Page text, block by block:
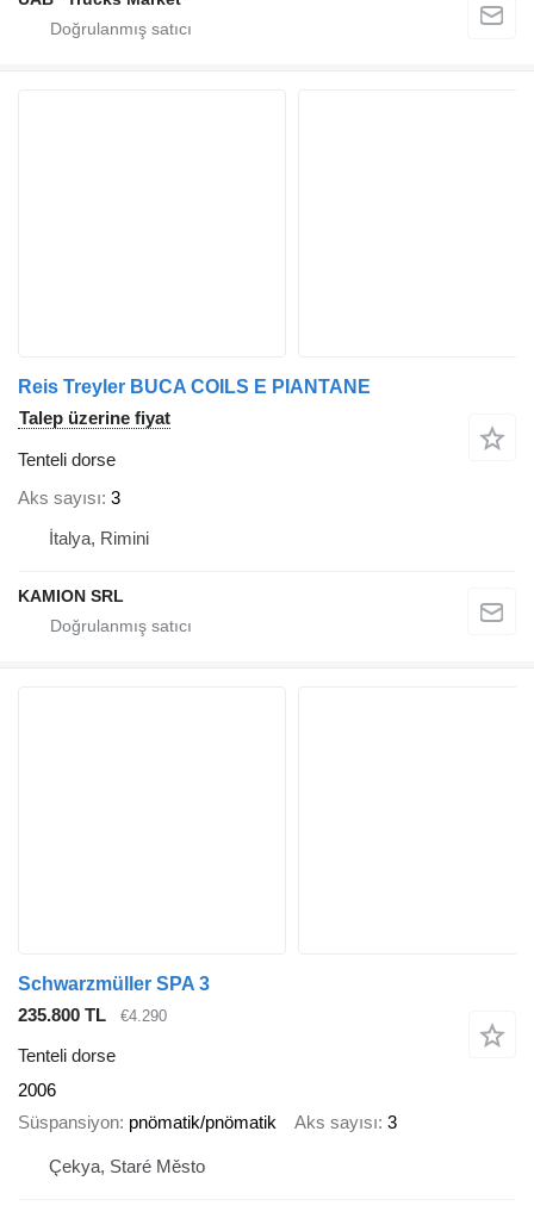
Reis Treyler BUCA COILS E PIANTANE
Talep üzerine fiyat
Tenteli dorse
Aks sayısı 3
İtalya, Rimini
KAMION SRL
Schwarzmüller SPA 3
235.800 TL
€4.290
Tenteli dorse
2006
Süspansiyon pnömatik/pnömatik Aks sayısı 3
Çekya, Staré Město